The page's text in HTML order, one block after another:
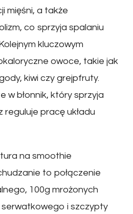
mięśni, a także
co sprzyja spalaniu
kluczowym
owoce, takie jak
kiwi czy grejpfruty.
w błonnik, który sprzyja
reguluje pracę układu
na smoothie
to połączenie
100g mrożonych
serwatkowego i szczypty